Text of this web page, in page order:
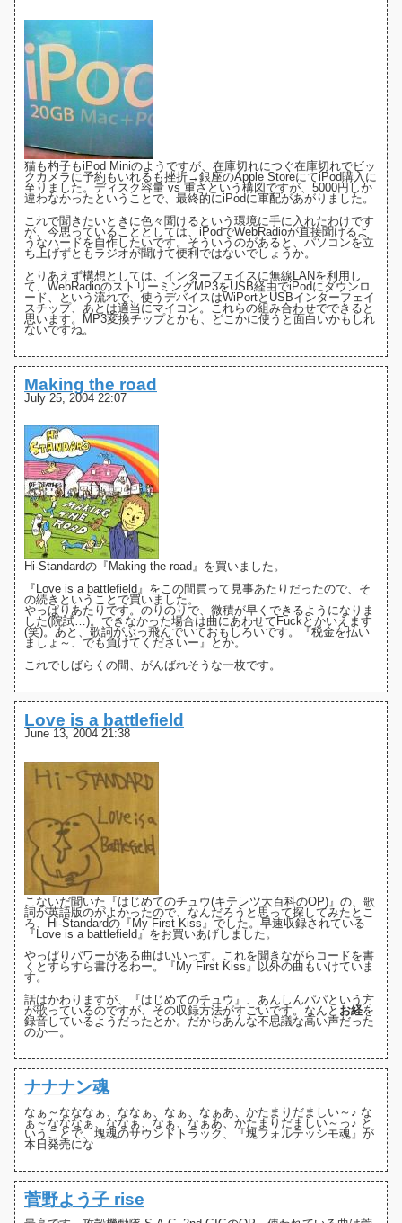
猫も杓子もiPod Miniのようですが、在庫切れにつぐ在庫切れでビッ
クカメラに予約もいれるも挫折→銀座のApple StoreにてiPod購入に
至りました。ディスク容量 vs 重さという構図ですが、5000円しか
違わなかったということで、最終的にiPodに軍配があがりました。
これで聞きたいときに色々聞けるという環境に手に入れたわけです
が、今思っていることとしては、iPodでWebRadioが直接聞けるよ
うなハードを自作したいです。そういうのがあると、パソコンを立
ち上げずともラジオが聞けて便利ではないでしょうか。
とりあえず構想としては、インターフェイスに無線LANを利用し
て、WebRadioのストリーミングMP3をUSB経由でiPodにダウンロ
ード、という流れで、使うデバイスはWiPortと USBインターフェイ
スチップ、あとは適当にマイコン。これらの組み合わせでできると
思います。 MP3変換チップとかも、どこかに使うと面白いかもしれ
ないですね。
Making the road
July 25, 2004 22:07
Hi-Standardの 『Making the road』 を買いました。
『Love is a battlefield』をこの間買って 見事あたりだったので、そ
の続きということで買いました。
やっぱりあたりです。のりのりで、微積が早くできるようになりま
した(院試…)。できなかった場合は曲にあわせてFuckとかいえます
(笑)。あと、歌詞がぶっ飛んでいておもしろいです。『税金を払い
ましょ～、でも負けてくださいー』とか。
これでしばらくの間、がんばれそうな一枚です。
Love is a battlefield
June 13, 2004 21:38
こないだ聞いた『はじめてのチュウ(キテレツ大百科のOP)』の、歌
詞が英語版のがよかったので、なんだろうと思って探してみたとこ
ろ、 Hi-Standardの『My First Kiss』でした。早速収録されている
『Love is a battlefield』をお買いあげしました。
やっぱりパワーがある曲はいいっす。これを聞きながらコードを書
くとすらすら書けるわー。『My First Kiss』以外の曲もいけていま
す。
話はかわりますが、『はじめてのチュウ』、 あんしんパパという方
が歌っているのですが、その収録方法がすごいです。なんと お経を
録音しているようだったとか。だからあんな不思議な高い声だった
のかー。
ナナナン魂
なぁ～なななぁ、ななぁ、なぁ、なぁあ、かたまりだましい～♪ な
ぁ～なななぁ、ななぁ、なぁ、なぁあ、かたまりだましい～っ♪ と
いうことで、塊魂のサウンドトラック、『塊フォルテッシモ魂』が
本日発売にな
菅野よう子 rise